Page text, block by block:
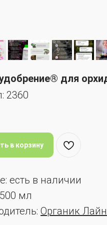
для
2360
в корзину
есть в наличии
мл
Органик Лайн